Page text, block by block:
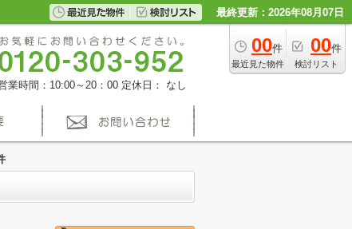
最終更新：2026年08月07日
00件
最近見た物件
00件
検討リスト
業時間：10:00～20：00 定休日： なし